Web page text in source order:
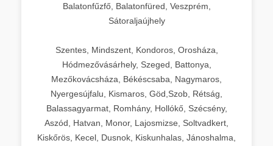
Balatonfűzfő, Balatonfüred, Veszprém,
Sátoraljaújhely
Szentes, Mindszent, Kondoros, Orosháza,
Hódmezővásárhely, Szeged, Battonya,
Mezőkovácsháza, Békéscsaba, Nagymaros,
Nyergesújfalu, Kismaros, Göd,Szob, Rétság,
Balassagyarmat, Romhány, Hollókő, Szécsény,
Aszód, Hatvan, Monor, Lajosmizse, Soltvadkert,
Kiskőrös, Kecel, Dusnok, Kiskunhalas, Jánoshalma,